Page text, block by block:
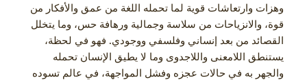
وهزات وارتعاشات قوية لما تحمله اللغة من عمق والأفكار من
قوة، والانزياحات من سلاسة وجمالية ورهافة حس، وما يتخلل
القصائد من بعد إنساني وفلسفي ووجودي. فهو في لحظة،
يستنطق اللامعنى واللاجدوى وما لا يطيق الإنسان تحمله
والجهر به في حالات عجزه وفشل المواجهة، في عالم تسوده